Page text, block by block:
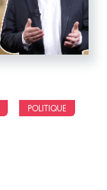
POLITIQUE